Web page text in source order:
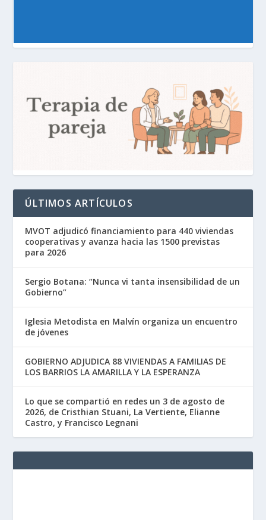
ÚLTIMOS ARTÍCULOS
MVOT adjudicó financiamiento para 440 viviendas
cooperativas y avanza hacia las 1500 previstas
para 2026
Sergio Botana: “Nunca vi tanta insensibilidad de un
Gobierno”
Iglesia Metodista en Malvín organiza un encuentro
de jóvenes
GOBIERNO ADJUDICA 88 VIVIENDAS A FAMILIAS DE
LOS BARRIOS LA AMARILLA Y LA ESPERANZA
Lo que se compartió en redes un 3 de agosto de
2026, de Cristhian Stuani, La Vertiente, Elianne
Castro, y Francisco Legnani